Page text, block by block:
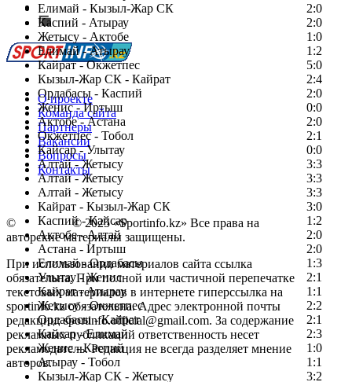
Елимай - Кызыл-Жар СК
2:0
Каспий - Атырау
2:0
Жетысу - Актобе
1:0
Елимай - Атырау
1:2
Кайрат - Окжетпес
5:0
Кызыл-Жар СК - Кайрат
2:4
Ордабасы - Каспий
2:0
Женис - Иртыш
0:0
Актобе - Астана
2:0
Окжетпес - Тобол
2:1
Кайсар - Улытау
0:0
Алтай - Жетысу
3:3
Алтай - Жетысу
3:3
Алтай - Жетысу
3:3
Кайрат - Кызыл-Жар СК
3:0
Каспий - Кайсар
1:2
Актобе - Алтай
2:0
Астана - Иртыш
2:0
Елимай - Ордабасы
1:3
Улытау - Женис
2:1
Кайрат - Атырау
1:1
Жетысу - Окжетпес
2:2
Ордабасы - Кайрат
2:1
Кайсар - Елимай
2:3
Женис - Каспий
1:0
Атырау - Тобол
1:1
Кызыл-Жар СК - Жетысу
3:2
Сообщить о мероприятии
Перейти на старый сайт
О проекте
Команда сайта
Партнеры
Вакансии
Вопросы
Контакты
© Copyright© 2025 «Sportinfo.kz» Все права на
авторские материалы защищены.
При использовании материалов сайта ссылка
обязательна. При полной или частичной перепечатке
текстовых материалов в интернете гиперссылка на
sportinfo.kz обязательна. Адрес электронной почты
редакции: sportinfo.official@gmail.com. За содержание
рекламных публикаций ответственность несет
рекламодатель. Редакция не всегда разделяет мнение
авторов.